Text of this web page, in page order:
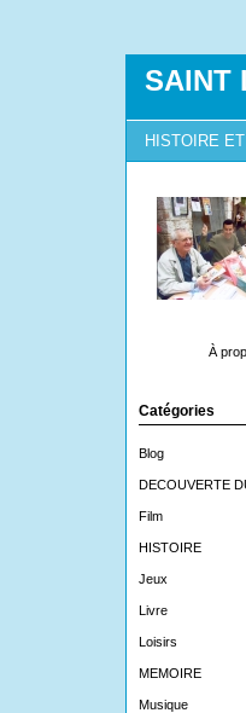
SAINT
HISTOIRE
À
Catégories
Blog
DECOUVERTE
Film
HISTOIRE
Jeux
Livre
Loisirs
MEMOIRE
Musique